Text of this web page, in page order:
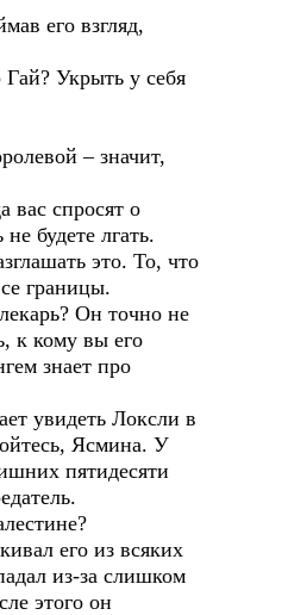
его взгляд,
Укрыть у себя
– значит,
вас спросят о
будете лгать.
это. То, что
границы.
Он точно не
к кому вы его
знает про
увидеть Локсли в
Ясмина. У
пятидесяти
его из всяких
из-за слишком
этого он